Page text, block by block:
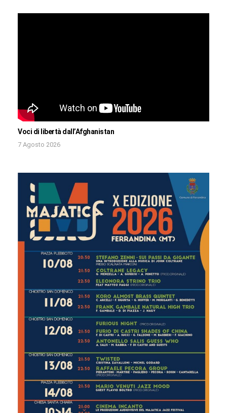
Voci di libertà dall’Afghanistan
7 Agosto 2026